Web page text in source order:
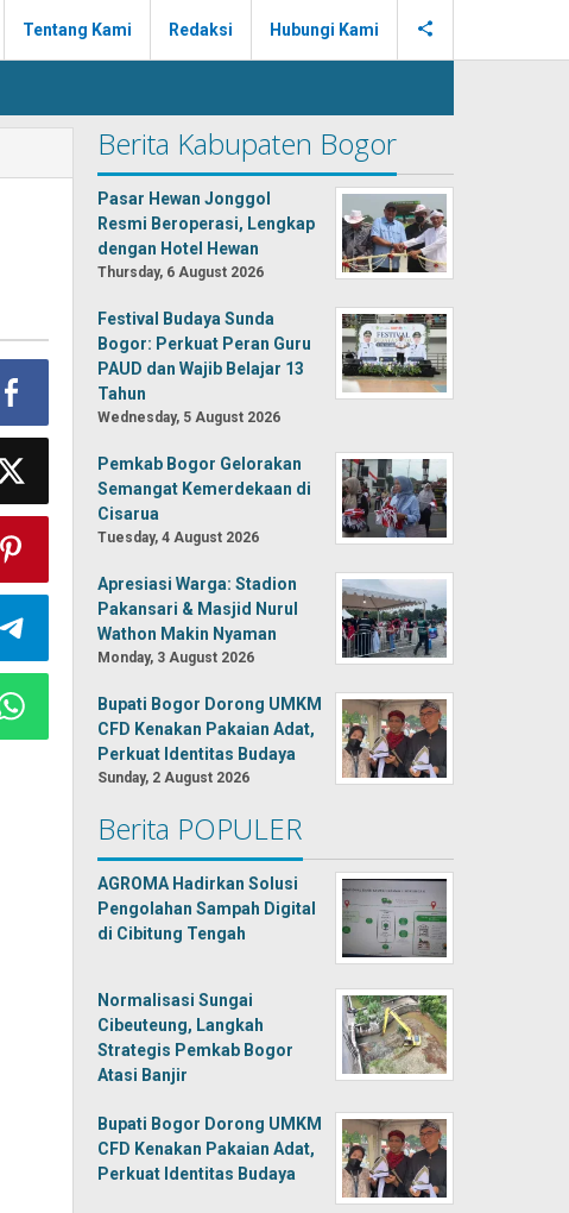
Tentang Kami Redaksi Hubungi Kami
Berita Kabupaten Bogor
Pasar Hewan Jonggol
Resmi Beroperasi, Lengkap
dengan Hotel Hewan
Thursday, 6 August 2026
Festival Budaya Sunda
Bogor: Perkuat Peran Guru
PAUD dan Wajib Belajar 13
Tahun
Wednesday, 5 August 2026
Pemkab Bogor Gelorakan
Semangat Kemerdekaan di
Cisarua
Tuesday, 4 August 2026
Apresiasi Warga: Stadion
Pakansari & Masjid Nurul
Wathon Makin Nyaman
Monday, 3 August 2026
Bupati Bogor Dorong UMKM
CFD Kenakan Pakaian Adat,
Perkuat Identitas Budaya
Sunday, 2 August 2026
Berita POPULER
AGROMA Hadirkan Solusi
Pengolahan Sampah Digital
di Cibitung Tengah
Normalisasi Sungai
Cibeuteung, Langkah
Strategis Pemkab Bogor
Atasi Banjir
Bupati Bogor Dorong UMKM
CFD Kenakan Pakaian Adat,
Perkuat Identitas Budaya